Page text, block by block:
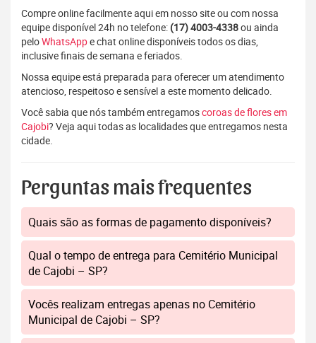
Compre online facilmente aqui em nosso site ou com nossa
equipe disponível 24h no telefone: (17) 4003-4338ou ainda
peloWhatsAppe chat online disponíveis todos os dias,
inclusive finais de semana e feriados.
Nossa equipe está preparada para oferecer um atendimento
atencioso, respeitoso e sensível a este momento delicado.
Você sabia que nós também entregamoscoroas de flores em
Cajobi? Veja aqui todas as localidades que entregamos nesta
cidade.
Perguntas mais frequentes
Quais são as formas de pagamento disponíveis?
Qual o tempo de entrega para Cemitério Municipal
de Cajobi – SP?
Vocês realizam entregas apenas no Cemitério
Municipal de Cajobi – SP?